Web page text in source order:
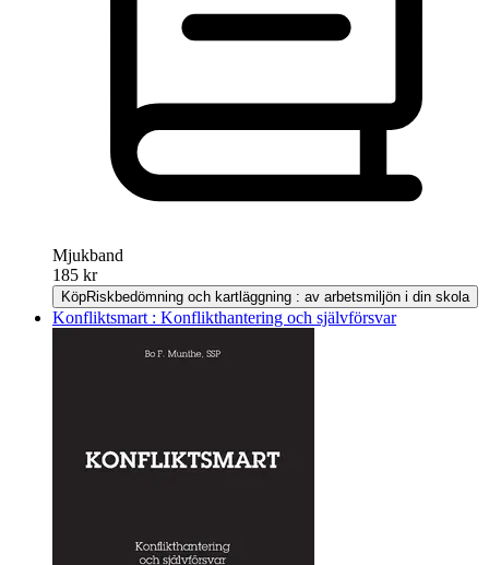
Mjukband
185 kr
KöpRiskbedömning och kartläggning : av arbetsmiljön i din skola
Konfliktsmart : Konflikthantering och självförsvar